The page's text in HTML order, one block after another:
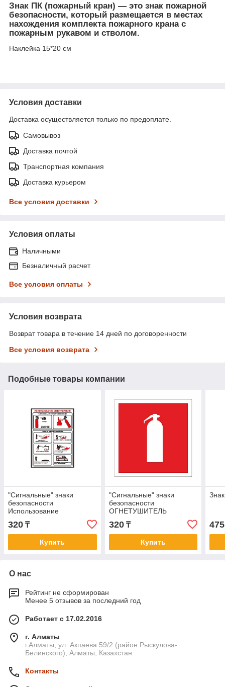
Знак ПК (пожарный кран) — это знак пожарной
безопасности, который размещается в местах
нахождения комплекта пожарного крана с
пожарным рукавом и стволом.
Наклейка 15*20 см
Условия доставки
Доставка осуществляется только по предоплате.
Самовывоз
Доставка почтой
Транспортная компания
Доставка курьером
Все условия доставки
Условия оплаты
Наличными
Безналичный расчет
Все условия оплаты
Условия возврата
Возврат товара в течение 14 дней по договоренности
Все условия возврата
Подобные товары компании
"Сигнальные" знаки
безопасности
Использование
Огнетушителя
320 ₸
Купить
"Сигнальные" знаки
безопасности
ОГНЕТУШИТЕЛЬ
320₸
Купить
475
О нас
Рейтинг не сформирован
Менее 5 отзывов за последний год
Работает с 17.02.2016
г. Алматы
г.Алматы, ул. Акпаева 59/2 (район Рыскулова-
Белинского), Алматы, Казахстан
Контакты